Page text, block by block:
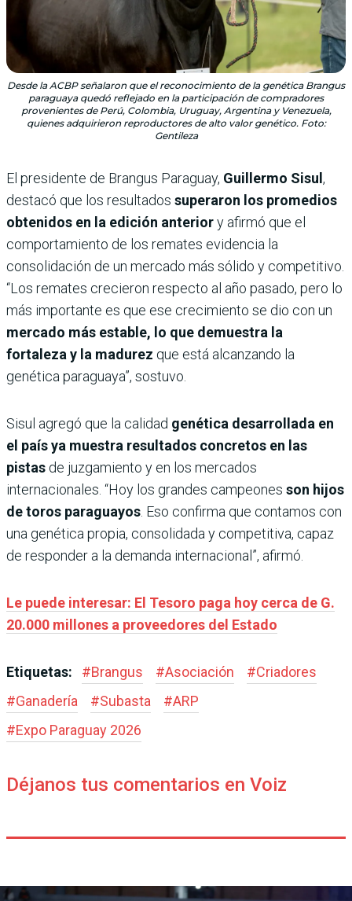
Desde la ACBP señalaron que el reconocimiento de la genética Brangus
paraguaya quedó reflejado en la participación de compradores
provenientes de Perú, Colombia, Uruguay, Argentina y Venezuela,
quienes adquirieron reproductores de alto valor genético. Foto:
Gentileza
El presidente de Brangus Paraguay, Guillermo Sisul,
destacó que los resultados superaron los promedios
obtenidos en la edición anteriory afirmó que el
comportamiento de los remates evidencia la
consolidación de un mercado más sólido y competitivo.
“Los remates crecieron respecto al año pasado, pero lo
más importante es que ese crecimiento se dio con un
mercado más estable, lo que demuestra la
fortaleza y la madurez que está alcanzando la
genética paraguaya”, sostuvo.
Sisul agregó que la calidad genética desarrollada en
el país ya muestra resultados concretos en las
pistas de juzgamiento y en los mercados
internacionales. “Hoy los grandes campeones son hijos
de toros paraguayos . Eso confirma que contamos con
una genética propia, consolidada y competitiva, capaz
de responder a la demanda internacional”, afirmó.
Le puede interesar: El Tesoro paga hoy cerca de G.
20.000 millones a proveedores del Estado
Etiquetas: #Brangus #Asociación #Criadores
#Ganadería #Subasta #ARP
#Expo Paraguay 2026
Déjanos tus comentarios en Voiz